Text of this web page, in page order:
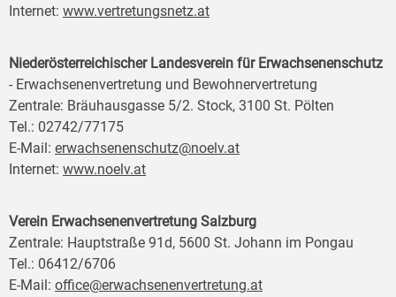
Internet: www.vertretungsnetz.at
Niederösterreichischer Landesverein für Erwachsenenschutz
- Erwachsenenvertretung und Bewohnervertretung
Zentrale: Bräuhausgasse 5/2. Stock, 3100 St. Pölten
Tel.: 02742/77175
E-Mail: erwachsenenschutz@noelv.at
Internet: www.noelv.at
Verein Erwachsenenvertretung Salzburg
Zentrale: Hauptstraße 91d, 5600 St. Johann im Pongau
Tel.: 06412/6706
E-Mail: office@erwachsenenvertretung.at